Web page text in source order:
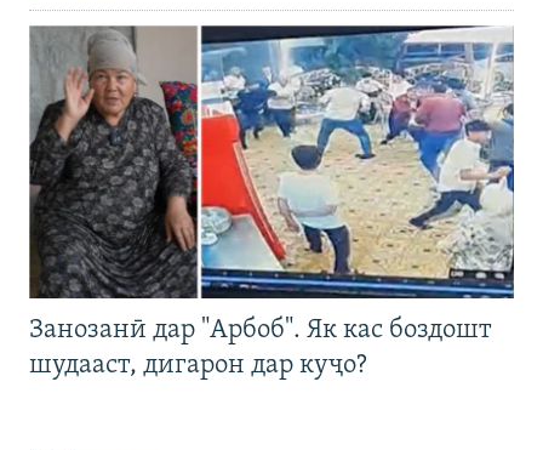
Занозанӣ дар "Арбоб". Як кас боздошт
шудааст, дигарон дар куҷо?